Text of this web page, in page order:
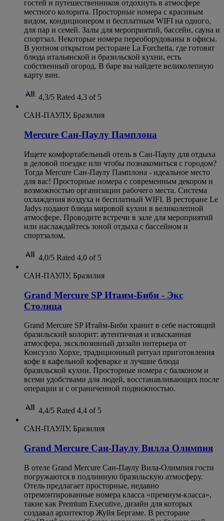
гостей и путешественников отдохнуть в атмосфере
местного колорита. Просторные номера с красивым
видом, кондиционером и бесплатным WIFI на одного,
для пар и семей. Залы для мероприятий, бассейн, сауна и
спортзал. Некоторые номера переоборудованы в офисы.
В уютном открытом ресторане La Forchetta, где готовят
блюда итальянской и бразильской кухни, есть
собственный огород. В баре вы найдете великолепную
карту вин.
4,3/5 Rated 4,3 of 5
САН-ПАУЛУ, Бразилия
Mercure Сан-Паулу Памплона
Ищете комфортабельный отель в Сан-Паулу для отдыха
в деловой поездке или чтобы познакомиться с городом?
Тогда Mercure Сан-Паулу Памплона - идеальное место
для вас! Просторные номера с современным декором и
возможностью организации рабочего места. Система
охлаждения воздуха и бесплатный WIFI. В ресторане Le
Jadys подают блюда мировой кухни в великолепной
атмосфере. Проводите встречи в зале для мероприятий
или наслаждайтесь зоной отдыха с бассейном и
спортзалом.
4,0/5 Rated 4,0 of 5
САН-ПАУЛУ, Бразилия
Grand Mercure SP Итаим-Биби - Экс
Столица
Grand Mercure SP Итайм-Биби хранит в себе настоящий
бразильский колорит: аутентичная и изысканная
атмосфера, эксклюзивный дизайн интерьера от
Консуэло Хорхе, традиционный ритуал приготовления
кофе в кафельной кофеварке и лучшие блюда
бразильской кухни. Просторные номера с балконом и
всеми удобствами для людей, восстанавливающих после
операции и с ограниченной подвижностью.
4,4/5 Rated 4,4 of 5
САН-ПАУЛУ, Бразилия
Grand Mercure Сан-Паулу Вилла Олимпия
В отеле Grand Mercure Сан-Паулу Вила-Олимпия гости
погружаются в подлинную бразильскую атмосферу.
Отель предлагает просторные, недавно
отремонтированные номера класса «премиум-класса»,
такие как Premium Executive, дизайн для которых
создавал архитектор Жуйя Бергаме. В ресторане